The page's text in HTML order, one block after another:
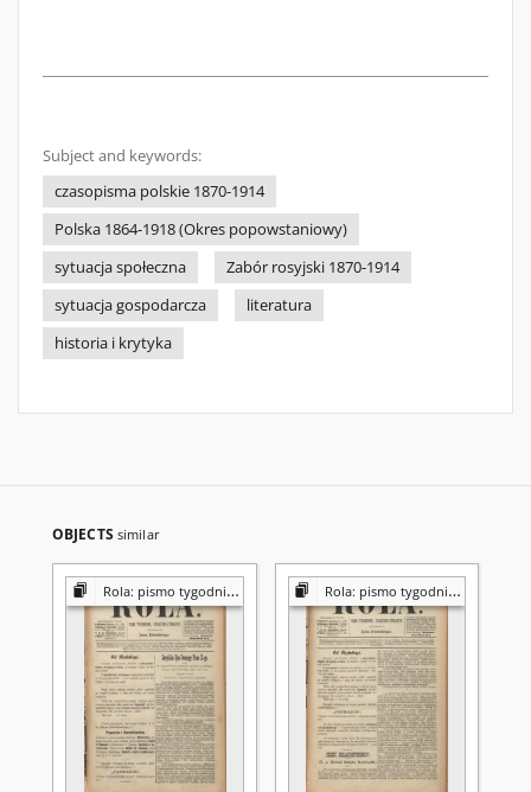
Subject and keywords:
czasopisma polskie 1870-1914
Polska 1864-1918 (Okres popowstaniowy)
sytuacja społeczna
Zabór rosyjski 1870-1914
sytuacja gospodarcza
literatura
historia i krytyka
OBJECTS similar
Rola: pismo tygodniowe [poświęcone sprawom społecznym, ekonomicznym i literackim] Rola: pismo tygodniowe [poświęcone sprawom społecznym, ekonomicznym i literackim]